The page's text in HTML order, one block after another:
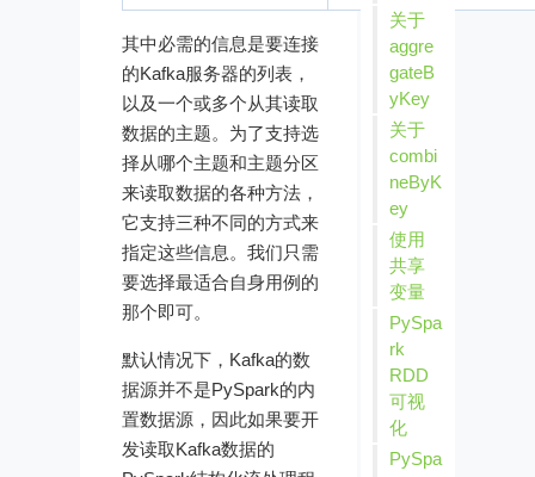
其中必需的信息是要连接
的Kafka服务器的列表，
以及一个或多个从其读取
数据的主题。为了支持选
择从哪个主题和主题分区
来读取数据的各种方法，
它支持三种不同的方式来
指定这些信息。我们只需
要选择最适合自身用例的
那个即可。
默认情况下，Kafka的数
据源并不是PySpark的内
置数据源，因此如果要开
发读取Kafka数据的
关于
aggre
gateB
yKey
关于
combi
neByK
ey
使用
共享
变量
PySpa
rk
RDD
可视
化
PySpa